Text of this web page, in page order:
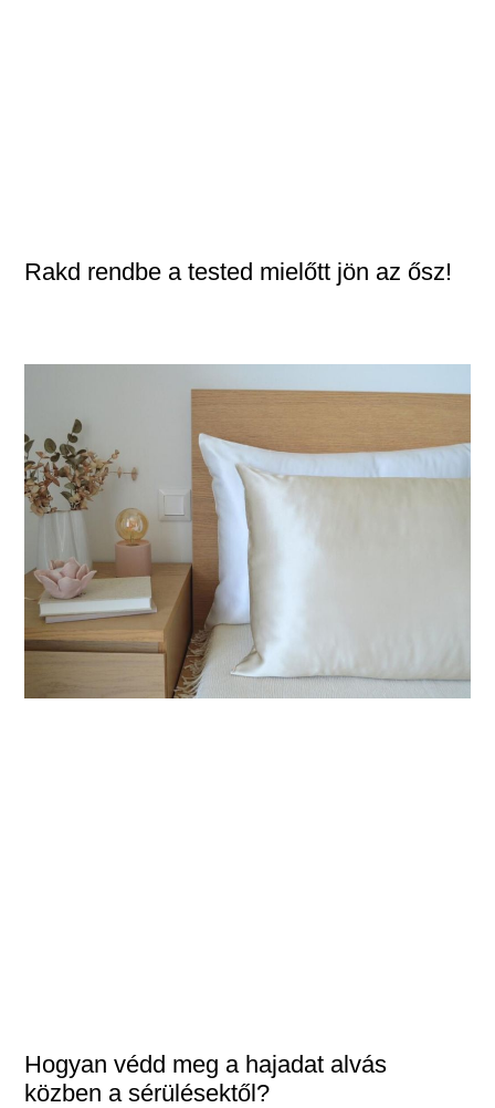
Rakd rendbe a tested mielőtt jön az ősz!
Hogyan védd meg a hajadat alvás
közben a sérülésektől?